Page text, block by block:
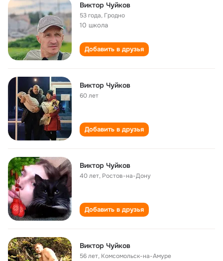
Виктор Чуйков
53 года, Гродно
10 школа
Добавить в друзья
Виктор Чуйков
60 лет
Добавить в друзья
Виктор Чуйков
40 лет, Ростов-на-Дону
Добавить в друзья
Виктор Чуйков
56 лет, Комсомольск-на-Амуре